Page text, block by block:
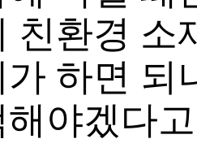
친환경 소
하면 되
야겠다